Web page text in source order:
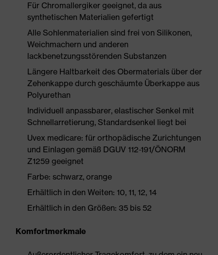
Für Chromallergiker geeignet, da aus
synthetischen Materialien gefertigt
Alle Sohlenmaterialien sind frei von Silikonen,
Weichmachern und anderen
lackbenetzungsstörenden Substanzen
Längere Haltbarkeit des Obermaterials über der
Zehenkappe durch geschäumte Überkappe aus
Polyurethan
Individuell anpassbarer, elastischer Senkel mit
Schnellarretierung, Standardsenkel liegt bei
Uvex medicare: für orthopädische Zurichtungen
und Einlagen gemäß DGUV 112-191/ÖNORM
Z1259 geeignet
Farbe: schwarz, orange
Erhältlich in den Weiten: 10, 11, 12, 14
Erhältlich in den Größen: 35 bis 52
Komfortmerkmale